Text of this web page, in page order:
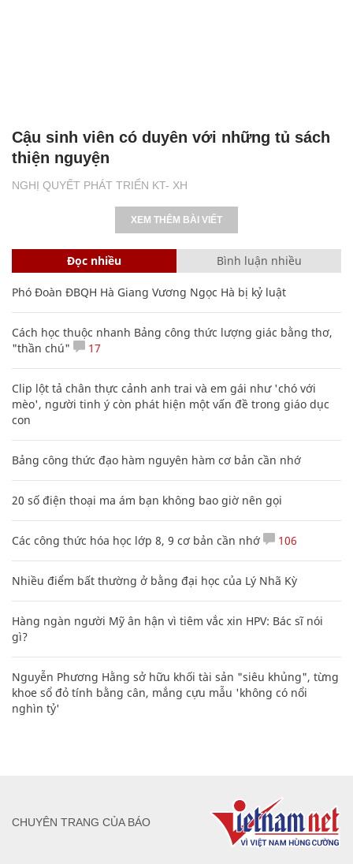
NGHỊ QUYẾT PHÁT TRIỂN KT- XH
Cậu sinh viên có duyên với những tủ sách
thiện nguyện
XEM THÊM BÀI VIẾT
Đọc nhiều Bình luận nhiều
Phó Đoàn ĐBQH Hà Giang Vương Ngọc Hà bị kỷ luật
Cách học thuộc nhanh Bảng công thức lượng giác bằng thơ,
"thần chú"
17
Clip lột tả chân thực cảnh anh trai và em gái như 'chó với
mèo', người tinh ý còn phát hiện một vấn đề trong giáo dục
con
Bảng công thức đạo hàm nguyên hàm cơ bản cần nhớ
20 số điện thoại ma ám bạn không bao giờ nên gọi
Các công thức hóa học lớp 8, 9 cơ bản cần nhớ 106
Nhiều điểm bất thường ở bằng đại học của Lý Nhã Kỳ
Hàng ngàn người Mỹ ân hận vì tiêm vắc xin HPV: Bác sĩ nói
gì?
Nguyễn Phương Hằng sở hữu khối tài sản "siêu khủng", từng
khoe sổ đỏ tính bằng cân, mắng cựu mẫu 'không có nổi
nghìn tỷ'
CHUYÊN TRANG CỦA BÁO